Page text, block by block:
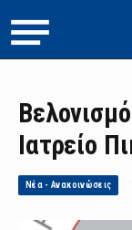
Ιατρείο
Νέα - Ανακοινώσεις